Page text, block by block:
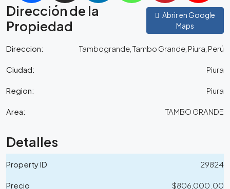
Dirección de la
Propiedad
Abrir en Google
Maps
Direccion: Tambogrande, Tambo Grande, Piura, Perú
Ciudad: Piura
Region: Piura
Area: TAMBO GRANDE
Detalles
Property ID 29824
Precio $806,000.00